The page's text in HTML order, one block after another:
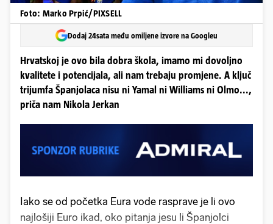
Foto: Marko Prpić/PIXSELL
Dodaj 24sata među omiljene izvore na Googleu
Hrvatskoj je ovo bila dobra škola, imamo mi dovoljno
kvalitete i potencijala, ali nam trebaju promjene. A ključ
trijumfa Španjolaca nisu ni Yamal ni Williams ni Olmo...,
priča nam Nikola Jerkan
Iako se od početka Eura vode rasprave je li ovo
najlošiji Euro ikad, oko pitanja jesu li Španjolci